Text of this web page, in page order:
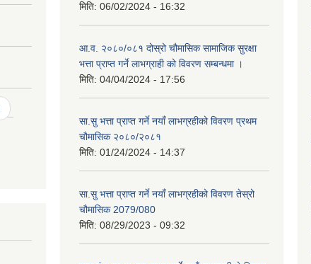
मिति: 06/02/2024 - 16:32
आ.व. २०८०/०८१ दोस्रो चौमासिक सामाजिक सुरक्षा
भत्ता प्राप्त गर्ने लाभग्राही को विवरण सम्बन्धमा ।
मिति: 04/04/2024 - 17:56
सा.सु भत्ता प्राप्त गर्ने नयाँ लाभग्रहीको विवरण प्रथम
चौमासिक २०८०/२०८१
मिति: 01/24/2024 - 14:37
सा.सु भत्ता प्राप्त गर्ने नयाँ लाभग्रहीको विवरण तेस्रो
चौमासिक 2079/080
मिति: 08/29/2023 - 09:32